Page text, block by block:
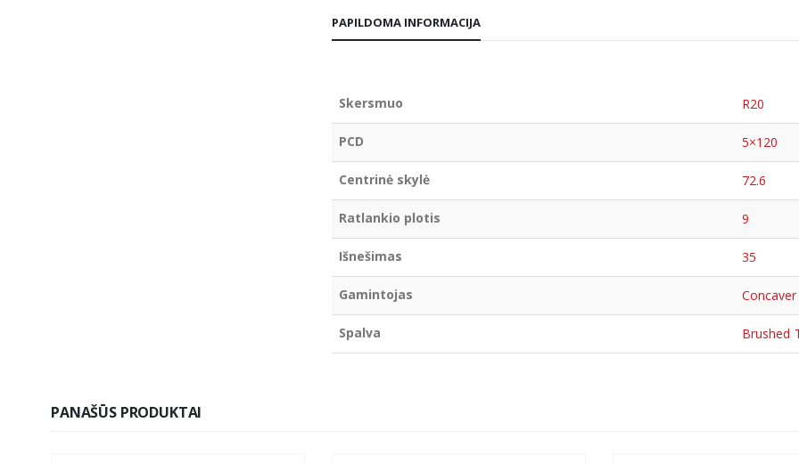
PAPILDOMA INFORMACIJA
Skersmuo R20
PCD 5×120
Centrinė skylė 72.6
Ratlankio plotis 9
Išnešimas 35
Gamintojas Concaver
Spalva Brushed
PANAŠŪS PRODUKTAI